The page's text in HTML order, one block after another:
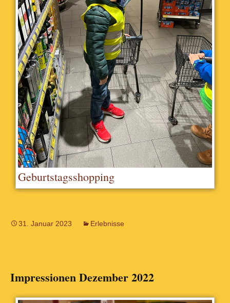
Geburtstagsshopping
31. Januar 2023 Erlebnisse
Impressionen Dezember 2022